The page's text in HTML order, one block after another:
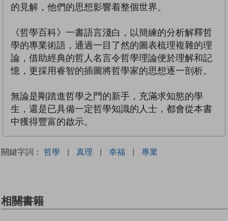
的見解，他們的思想影響着整個世界。
《哲學百科》一書語言淺白，以簡練的分析解釋哲
學的專業術語，通過一目了然的圖表梳理複雜的理
論，借助經典的哲人名言令哲學理論便於理解和記
憶，更採用睿智的插圖將哲學家的思想逐一剖析。
無論是剛踏進哲學之門的新手，充滿求知慾的學
生，還是已具備一定哲學知識的人士，都會從本書
中獲得豐富的啟示。
關鍵字詞： 哲學 | 真理 | 幸福 | 專業
相關書籍